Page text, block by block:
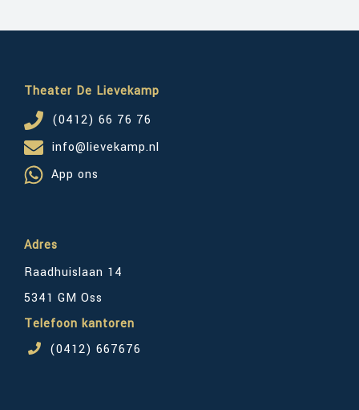
Theater De Lievekamp
(0412) 66 76 76
info@lievekamp.nl
App ons
Adres
Raadhuislaan 14
5341 GM Oss
Telefoon kantoren
(0412) 667676